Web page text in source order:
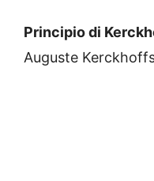
Principio di
Auguste